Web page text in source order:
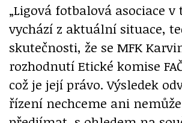
„Ligová fotbalová asociace
vychází z aktuální situace,
skutečnosti, že se MFK
rozhodnutí Etické komise
což je její právo. Výsledek
řízení nechceme ani